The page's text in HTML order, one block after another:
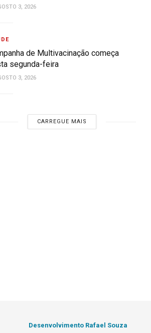
3, 2026
de Multivacinação começa
segunda-feira
3, 2026
CARREGUE MAIS
Desenvolvimento Rafael Souza